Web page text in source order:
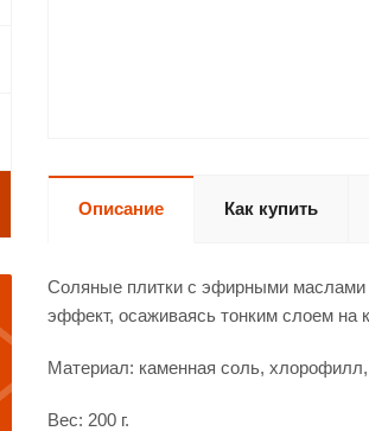
Описание Как купить
Соляные плитки с эфирными маслами
эффект, осаживаясь тонким слоем на
Материал: каменная соль,
Вес: 200 г.